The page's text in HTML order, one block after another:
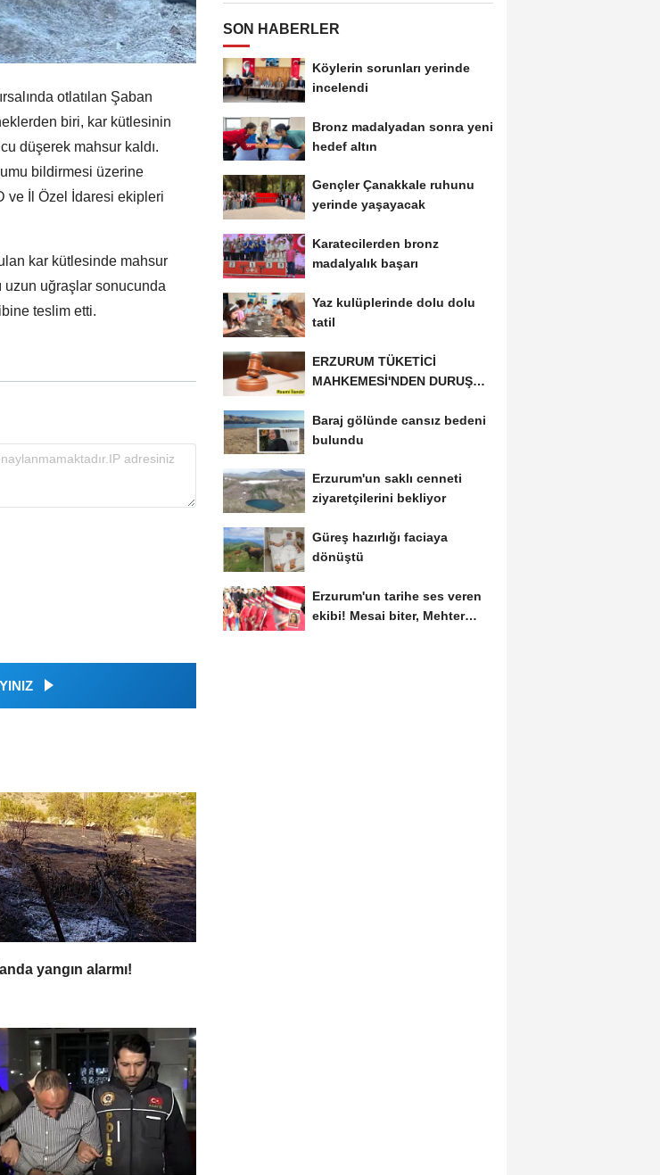
otlatılan Şaban
biri, kar kütlesinin
düşerek mahsur kaldı.
bildirmesi üzerine
ve İl Özel İdaresi ekipleri
kar kütlesinde mahsur
uzun uğraşlar sonucunda
teslim etti.
yangın alarmı!
SON HABERLER
Köylerin sorunları yerinde
incelendi
Bronz madalyadan sonra yeni
hedef altın
Gençler Çanakkale ruhunu
yerinde yaşayacak
Karatecilerden bronz
madalyalık başarı
Yaz kulüplerinde dolu dolu
tatil
ERZURUM TÜKETİCİ
MAHKEMESİ'NDEN DURUŞMA
Baraj gölünde cansız bedeni
bulundu
Erzurum'un saklı cenneti
ziyaretçilerini bekliyor
Güreş hazırlığı faciaya
dönüştü
Erzurum'un tarihe ses veren
ekibi! Mesai biter, Mehter